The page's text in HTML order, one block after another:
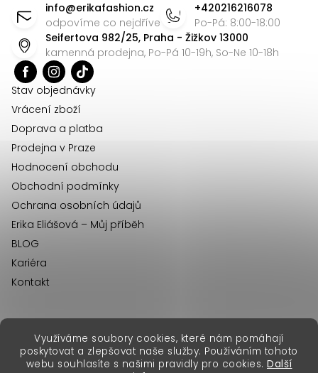
Využíváme soubory cookies, které nám pomáhají
poskytovat a zlepšovat naše služby. Používáním tohoto
webu souhlasíte s našimi pravidly pro cookies. Další
info@erikafashion.cz
odpovíme co nejdříve
+420216216078
Po-Pá: 8:00-18:00
Seifertova 982/25, Praha - Žižkov 13000
kamenná prodejna, Po-Pá 10-19h, So-Ne 10-18h
Stav objednávky
Vrácení zboží
Doprava a platba
Prodejna v Praze
Hodnocení obchodu
Obchodní podmínky
Ochrana osobních údajů
Erika Eliášová – Můj příběh
BLOG
Kariéra
Kontakt
Copyright 2026Erika Fashion. Všechna práva vyhrazena.
erikafashion.sk